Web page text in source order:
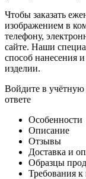
Чтобы заказать
изображением в
телефону,
сайте. Наши
способ нанесения
изделии.
Войдите в
ответе
Особенности
Описание
Отзывы
Доставка и
Образцы
Требования к